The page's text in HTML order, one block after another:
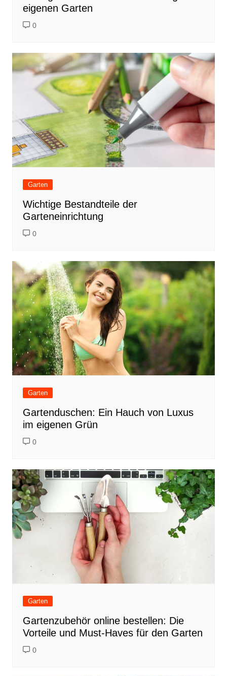
eigenen Garten
0
Garten
Wichtige Bestandteile der
Garteneinrichtung
0
Garten
Gartenduschen: Ein Hauch von Luxus
im eigenen Grün
0
Garten
Gartenzubehör online bestellen: Die
Vorteile und Must-Haves für den Garten
0